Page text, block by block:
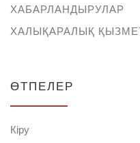
ХАБАРЛАНДЫРУЛАР
ХАЛЫҚАРАЛЫҚ
ӨТПЕЛЕР
Кіру